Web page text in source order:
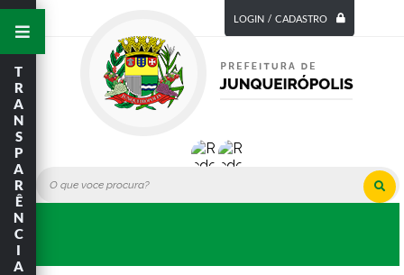
LOGIN / CADASTRO
T
R
A
N
S
P
A
R
Ê
N
C
I
A